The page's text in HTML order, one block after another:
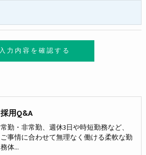
採用Q&A
常勤・非常勤、週休3日や時短勤務など、
ご事情に合わせて無理なく働ける柔軟な勤
務体…